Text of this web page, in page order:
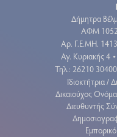
Δήμητρα
ΑΦΜ
Aρ. Γ.Ε.ΜΗ.
Αγ. Κυριακής 4 •
Τηλ.: 26210 30400
Ιδιοκτήτρια /
Δικαιούχος
Διευθυντής